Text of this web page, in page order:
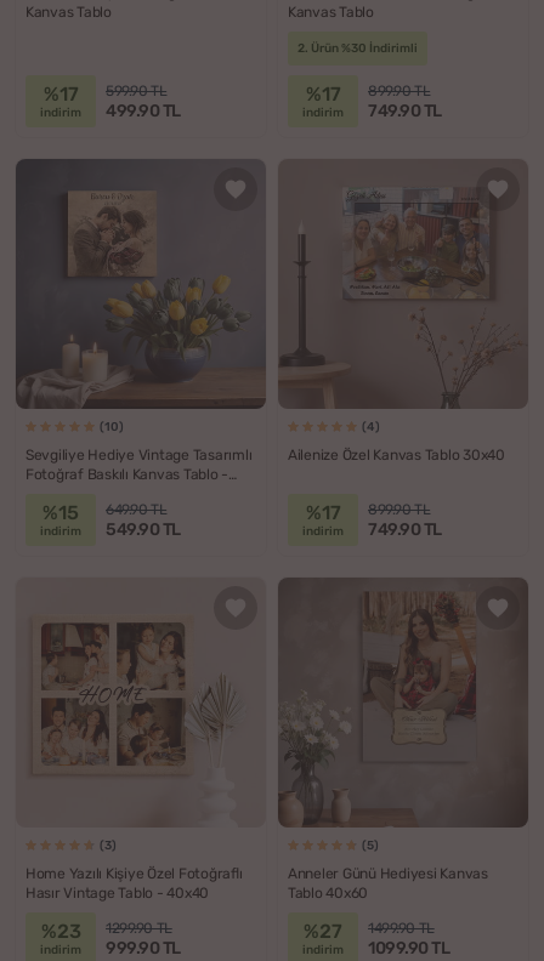
Kanvas Tablo
%17
indirim
599.90 TL
499.90 TL
Kanvas Tablo
2. Ürün %30 İndirimli
%17
indirim
899.90 TL
749.90 TL
(10)
Sevgiliye Hediye Vintage Tasarımlı
Fotoğraf Baskılı Kanvas Tablo -
%15
indirim
649.90 TL
549.90 TL
(4)
Ailenize Özel Kanvas Tablo 30x40
%17
indirim
899.90 TL
749.90 TL
(3)
Home Yazılı Kişiye Özel Fotoğraflı
Hasır Vintage Tablo - 40x40
%23
indirim
1299.90 TL
999.90 TL
(5)
Anneler Günü Hediyesi Kanvas
Tablo 40x60
%27
indirim
1499.90 TL
1099.90 TL